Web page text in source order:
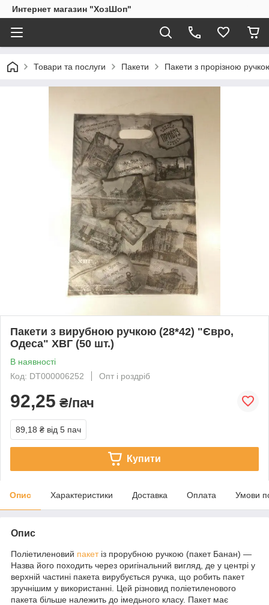
Интернет магазин "ХозШоп"
Товари та послуги Пакети Пакети з прорізною
Пакети з вирубною ручкою (28*42) "Євро,
Одеса" ХВГ (50 шт.)
В наявності
Код: DT000006252
Опт і роздріб
92,25 ₴/пач
89,18 ₴ від 5 пач
Купити
Опис Характеристики Доставка Оплата Умови
Опис
Поліетиленовий пакетіз прорубною ручкою (пакет Банан) —
Назва його походить через оригінальний вигляд, де у центрі у
верхній частині пакета вирубується ручка, що робить пакет
зручнішим у використанні. Цей різновид поліетиленового
пакета більше належить до імедьного класу. Пакет має